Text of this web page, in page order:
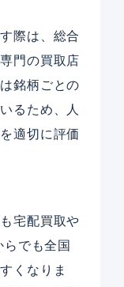
際は、総合
門の買取店
銘柄ごとの
るため、人
適切に評価
宅配買取や
でも全国
くなりま